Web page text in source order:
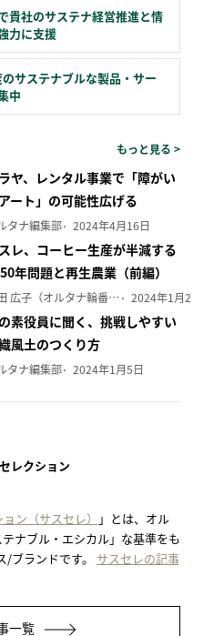
貴社のサステナ経営推進と情
力に支援
サステナブルな製品・サー
中
もっと見る >
ヤ、レンタル事業で「障がい
ート」の可能性広げる
タナ編集部 2024年4月16日
レ、コーヒー生産が半減する
年問題と再生農業（前編）
吉田 広子（オルタナ輪番編集長） 2024年1月29日
素役員に聞く、挑戦しやすい
風土のつくり方
タナ編集部 2024年1月5日
レクション
ン（サスセレ）
」とは、オル
ナブル・エシカル」な基準をも
ブランドです。 サスセレの記事
一覧